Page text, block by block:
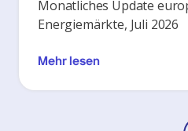
Monatliches Update
Energiemärkte, Juli 2026
Mehr lesen